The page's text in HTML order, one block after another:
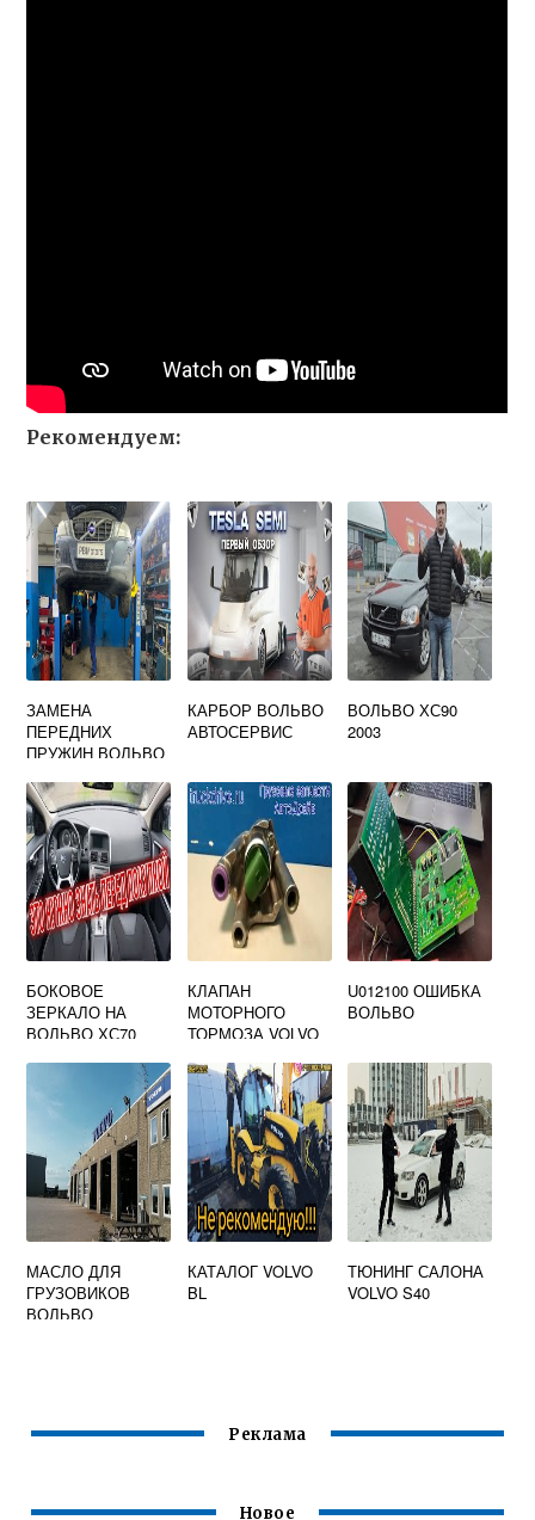
Рекомендуем:
ЗАМЕНА
ПЕРЕДНИХ
ПРУЖИН ВОЛЬВО
КАРБОР ВОЛЬВО
АВТОСЕРВИС
ВОЛЬВО ХС90
2003
БОКОВОЕ
ЗЕРКАЛО НА
ВОЛЬВО ХС70
КЛАПАН
МОТОРНОГО
ТОРМОЗА VOLVO
U012100 ОШИБКА
ВОЛЬВО
МАСЛО ДЛЯ
ГРУЗОВИКОВ
ВОЛЬВО
КАТАЛОГ VOLVO
BL
ТЮНИНГ САЛОНА
VOLVO S40
Реклама
Новое